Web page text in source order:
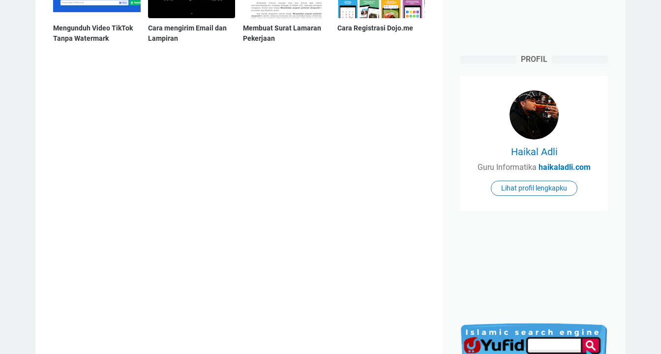
Mengunduh Video TikTok
Tanpa Watermark
Cara mengirim Email dan
Lampiran
Membuat Surat Lamaran
Pekerjaan
Cara Registrasi Dojo.me
PROFIL
Haikal Adli
Guru Informatika haikaladli.com
Lihat profil lengkapku